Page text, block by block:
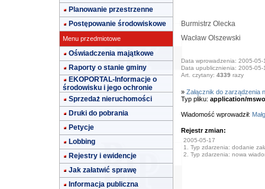
Planowanie przestrzenne
Postępowanie środowiskowe
Menu przedmiotowe
Oświadczenia majątkowe
Raporty o stanie gminy
EKOPORTAL-Informacje o
środowisku i jego ochronie
Sprzedaż nieruchomości
Druki do pobrania
Petycje
Lobbing
Rejestry i ewidencje
Jak załatwić sprawę
Informacja publiczna
Burmistrz Olecka
Wacław Olszewski
Data wprowadzenia: 2005-05-
Data upublicznienia: 2005-05-
Art. czytany: 4339 razy
» Załącznik do zarządzenia
Typ pliku: application/
Wiadomość wprowadził:
Rejestr zmian:
2005-05-17
1. Typ zdarzenia: dodanie
2. Typ zdarzenia: nowa